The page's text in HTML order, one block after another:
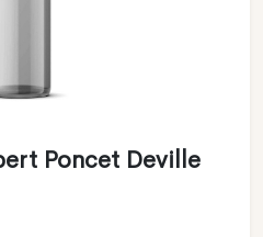
Poncet Deville